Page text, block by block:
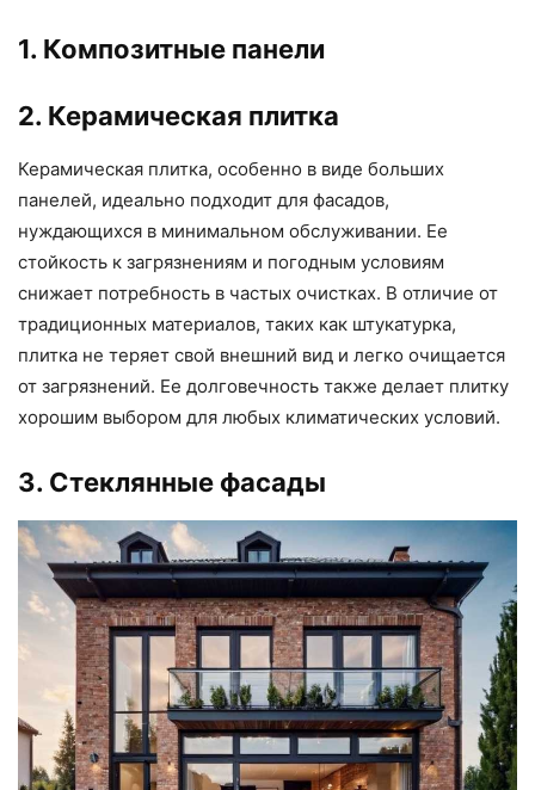
1. Композитные панели
2. Керамическая плитка
Керамическая плитка, особенно в виде больших
панелей, идеально подходит для фасадов,
нуждающихся в минимальном обслуживании. Ее
стойкость к загрязнениям и погодным условиям
снижает потребность в частых очистках. В отличие от
традиционных материалов, таких как штукатурка,
плитка не теряет свой внешний вид и легко очищается
от загрязнений. Ее долговечность также делает плитку
хорошим выбором для любых климатических условий.
3. Стеклянные фасады